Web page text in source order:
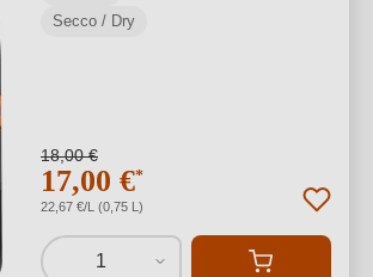
Secco / Dry
18,00 €
17,00 €*
22,67 €/L (0,75 L)
1